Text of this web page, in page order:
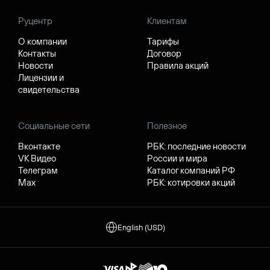
Руцентр
О компании
Контакты
Новости
Лицензии и
свидетельства
Клиентам
Тарифы
Договор
Правила акций
Социальные сети
Вконтакте
VK Видео
Телеграм
Max
Полезное
РБК: последние новости
России и мира
Каталог компаний РФ
РБК: котировки акций
English (USD)